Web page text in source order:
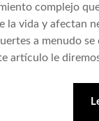
complejo
vida y afectan
a menudo
artículo le